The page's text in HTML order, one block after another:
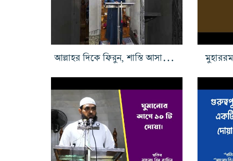
আল্লাহর দিকে ফিরুন, শাস্তি আসার আগেই